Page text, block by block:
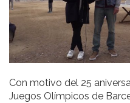
Con motivo del 25
Juegos Olímpicos de